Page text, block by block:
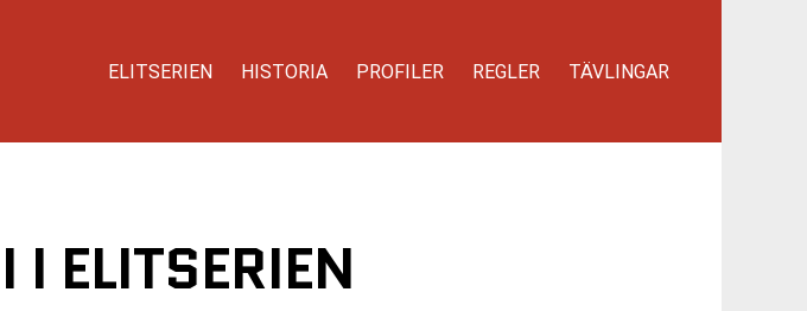
ELITSERIEN HISTORIA PROFILER REGLER TÄVLINGAR
ELITSERIEN